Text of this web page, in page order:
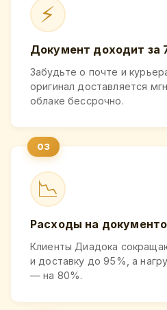
⚡
Документ доходит за
Забудьте о почте и
оригинал доставляется
облаке бессрочно.
📉
Расходы на
Клиенты Диадока
и доставку до 95%, а
— на 80%.